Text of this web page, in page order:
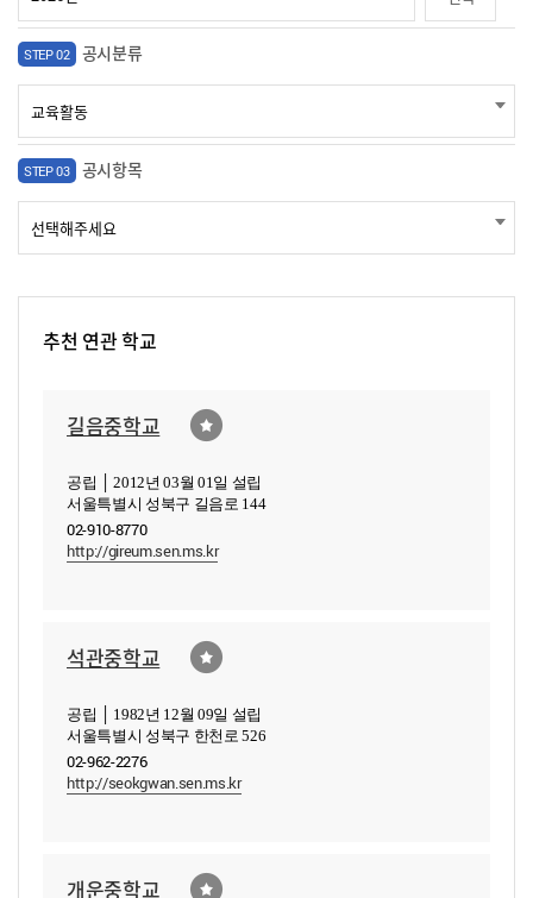
STEP 02 공시분류
STEP 03 공시항목
추천 연관 학교
길음중학교
공립 │ 2012년 03월 01일 설립
서울특별시 성북구 길음로 144
02-910-8770
http://gireum.sen.ms.kr
석관중학교
공립 │ 1982년 12월 09일 설립
서울특별시 성북구 한천로 526
02-962-2276
http://seokgwan.sen.ms.kr
개운중학교